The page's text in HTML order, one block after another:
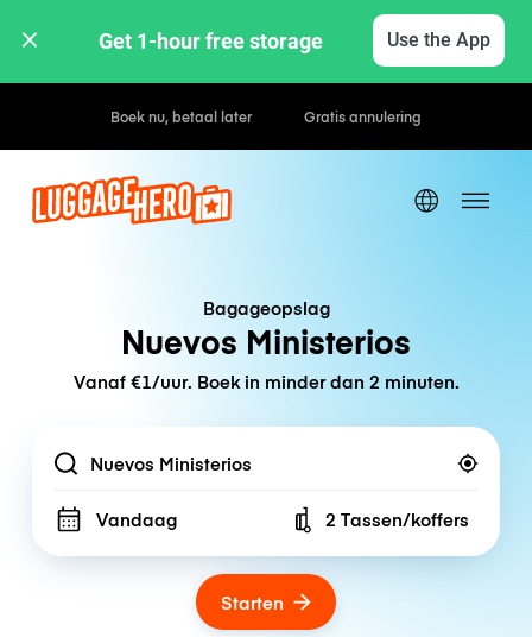
Get 1-hour free storage Use the App
Boek nu, betaal later Gratis annulering
Bagageopslag
Nuevos Ministerios
Vanaf €1/uur. Boek in minder dan 2 minuten.
Location
Vandaag Number of bags
2 Tassen/koffers
Starten